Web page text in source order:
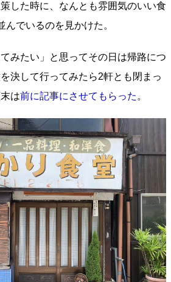
した時に、なんとも雰囲気のいい食
でいるのを見かけた。
みたい」と思ってその日は帰路につ
決して行ってみたら2軒とも閉まっ
は前に記事にさせてもらった 。